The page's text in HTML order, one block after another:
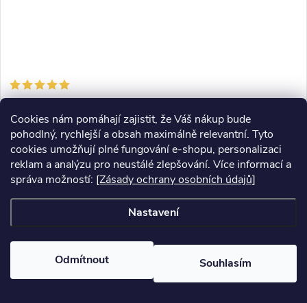
Cookies nám pomáhají zajistit, že Váš nákup bude
pohodlný, rychlejší a obsah maximálně relevantní. Tyto
cookies umožňují plné fungování e-shopu, personalizaci
reklam a analýzu pro neustálé zlepšování. Více informací a
správa možností: [Zásady ochrany osobních údajů]
Nastavení
Odmítnout Souhlasím
tuhy 4050
799 Kč/ ks
Značte na mokré, mastné i zaprášené povrchy.
obsahuje 2× Pica Dry 3030, tuhy 4020 (mix barev) a tuhy
4050 tvrdosti H pro přesné značení dřeva.